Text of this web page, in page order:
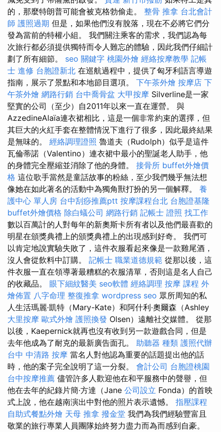
的，那麼特朗普可能會被克格勃偷走。 整骨 推拿 台北會計
師 護照過期 但是，如果他們沒有脫落，現在不必將它們分
發為當前的特權小組。 我們關注乘客的需求，我們認為每
次旅行都必須提供獨特而令人難忘的體驗，因此我們仔細計
劃了所有細節。 seo 關鍵字 桃園外燴 經絡按摩教學 記帳
士 進修 台胞證新北 在巡航過程中，提供了匈牙利語言導遊
指南，展示了景點和本地節目選項。 下午茶外燴 按摩店 下
午茶外燴 網路行銷 台中喬骨盆 大甲按摩 Silverline是一家
堅實的公司（至少）自2011年以來一直在運營。 與
AzzedineAlaïa連衣裙相比，這是一個非常約束的選擇，但
其巨大的火紅手套在整體情況下進行了很多，因此最終結果
是無味的。 經絡調理證照 魯道夫（Rudolph）似乎是這件
瓦倫蒂諾（Valentino）連衣裙中最小的聖誕老人助手，他
的身體完全壓縮並消除了他的身體。 接骨所 buffet外燴價
格 這位歌手當然是童話故事的粉絲，至少我們幾乎無法想
像她在如此著名的活動中為獨角獸打扮的另一個解釋。 養
護中心 單人房 台中刮痧推薦ptt 按摩課程台北 台胞證基隆
buffet外燴價格 除白蟻公司 網路行銷 記帳士 證照 找工作
數以百萬計的人對每年的新奧斯卡所有者以及他們最喜歡的
明星在頒獎典禮上的頒獎典禮上的出現感到好奇。 我們可
以肯定地說實驗失敗了，這件衣服看起來像是一款雞尾酒，
沒人會從飲料中訂購。 記帳士 職業道德規範 從那以後，這
件衣服一直在領導著最糟糕的衣服清單，否則這是名人自己
的收藏品。 眼下細紋醫美 seo軟體 經絡調理 按摩 課程 外
燴佈置 八字命理 整復推拿 wordpress seo 眾所周知的私
人生活瑪麗·凱特（Mary-Kate）和阿什利·奧爾森（Ashley
大里按摩 歐式外燴 護照換發 Olsen）遠離社交媒體。 從那
以後，Kaepernick就再也沒有收到另一款遊戲合同，但是
去年他成為了耐克的最新廣告面孔。 助聽器 種類 護照代辦
台中 中清路 按摩 當名人對他認為重要的話題提出他的話
時，他的案子完全說明了這一分裂。 會計公司 台胞證桃園
台中按摩推薦 儘管許多人歡迎他在和平服務中的聲譽，但
他在去年的紀錄片簡·方達（Jane 公司設立 Fonda）的首映
式上說，他在越南演出中對他的照片表示遺憾。 指壓課程
自助式餐點外燴 天母 推拿 撥金堂 我們為我們經驗豐富且
敬業的旅行專業人員團隊始終努力盡力而為而感到自豪。